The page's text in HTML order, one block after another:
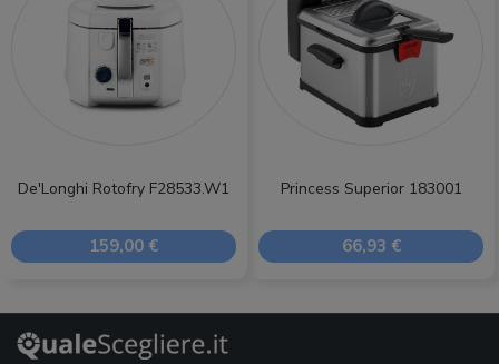
De'Longhi Rotofry F28533.W1
159,00 €
Princess Superior 183001
66,93 €